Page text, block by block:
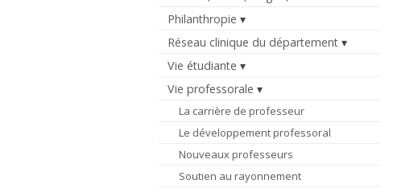
Philanthropie
Réseau clinique du département
Vie étudiante
Vie professorale
La carrière de professeur
Le développement professoral
Nouveaux professeurs
Soutien au rayonnement